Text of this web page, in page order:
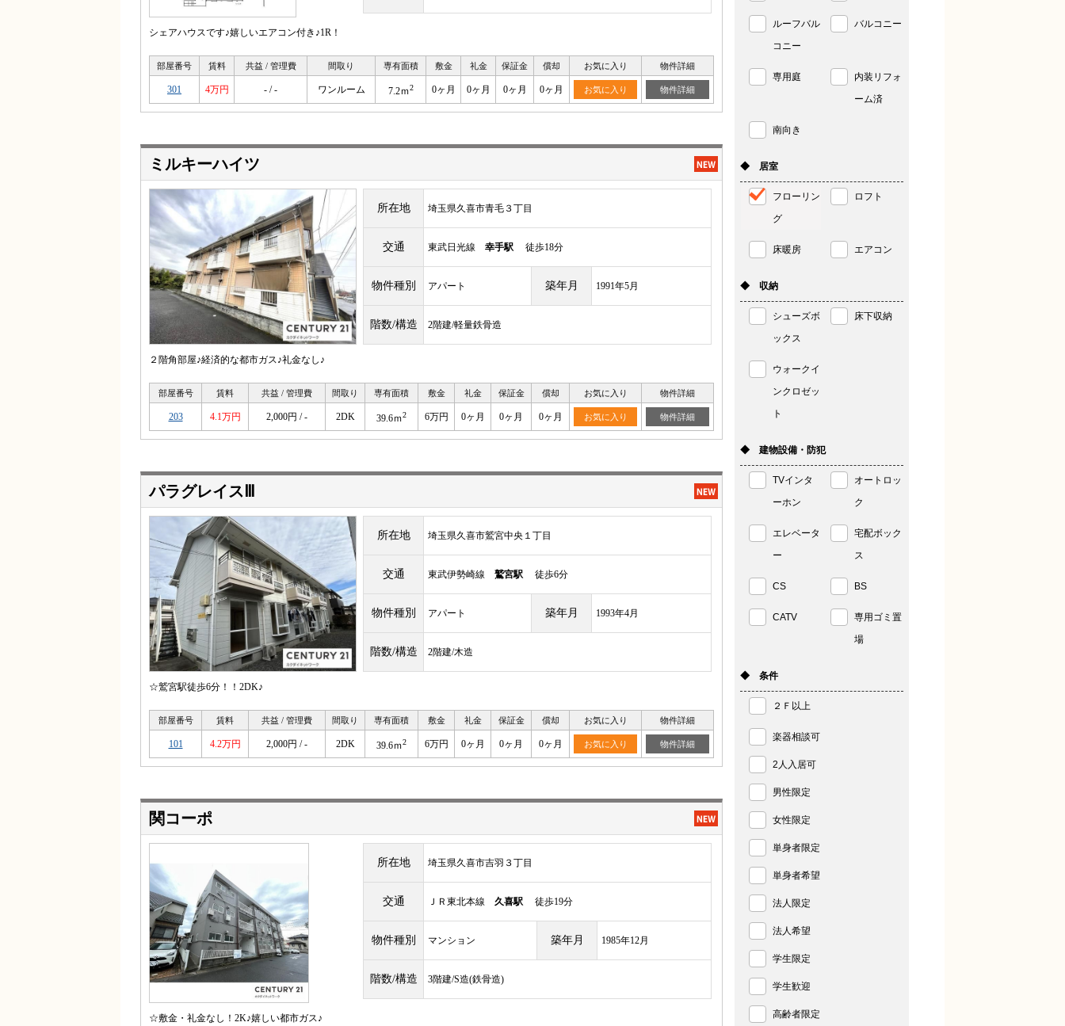
シェアハウスです♪嬉しいエアコン付き♪1R！
部屋番号 賃料 共益 / 管理費 間取り 専有面積 敷金 礼金 保証金 償却 お気に入り 物件詳細
301 4万円 - / - ワンルーム 7.2ｍ2 0ヶ月 0ヶ月 0ヶ月 0ヶ月 お気に入り 物件詳細
ミルキーハイツ
所在地 埼玉県久喜市青毛３丁目
交通 東武日光線 幸手駅 徒歩18分
物件種別 アパート 築年月 1991年5月
階数/構造 2階建/軽量鉄骨造
２階角部屋♪経済的な都市ガス♪礼金なし♪
部屋番号 賃料 共益 / 管理費 間取り 専有面積 敷金 礼金 保証金 償却 お気に入り 物件詳細
203 4.1万円 2,000円 / - 2DK 39.6ｍ2 6万円 0ヶ月 0ヶ月 0ヶ月 お気に入り 物件詳細
パラグレイスⅢ
所在地 埼玉県久喜市鷲宮中央１丁目
交通 東武伊勢崎線 鷲宮駅 徒歩6分
物件種別 アパート 築年月 1993年4月
階数/構造 2階建/木造
☆鷲宮駅徒歩6分！！2DK♪
部屋番号 賃料 共益 / 管理費 間取り 専有面積 敷金 礼金 保証金 償却 お気に入り 物件詳細
101 4.2万円 2,000円 / - 2DK 39.6ｍ2 6万円 0ヶ月 0ヶ月 0ヶ月 お気に入り 物件詳細
関コーポ
所在地 埼玉県久喜市吉羽３丁目
交通 ＪＲ東北本線 久喜駅 徒歩19分
物件種別 マンション 築年月 1985年12月
階数/構造 3階建/S造(鉄骨造)
☆敷金・礼金なし！2K♪嬉しい都市ガス♪
ルーフバル
コニー
バルコニー
専用庭
内装リフォ
ーム済
南向き
◆ 居室
フローリン
グ
ロフト
床暖房 エアコン
◆ 収納
シューズボ
ックス
床下収納
ウォークイ
ンクロゼッ
ト
◆ 建物設備・防犯
TVインタ
ーホン
オートロッ
ク
エレベータ
ー
宅配ボック
ス
CS BS
CATV
専用ゴミ置
場
◆ 条件
２Ｆ以上
楽器相談可
2人入居可
男性限定
女性限定
単身者限定
単身者希望
法人限定
法人希望
学生限定
学生歓迎
高齢者限定